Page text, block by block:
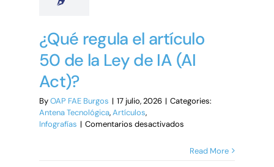
no
es
la
¿Qué regula el artículo
50 de la Ley de IA (AI
Act)?
ByOAP FAE Burgos | 17 julio, 2026 | Categories:
Antena Tecnológica,Artículos,
Infografías | Comentarios desactivadosen
regula
Read More